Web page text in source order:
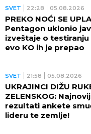
SVET 22:28 05.08.2026
PREKO NOĆI SE
Pentagon uklonio
izveštaje o testiranju
evo KO ih je prepao
SVET 21:58 05.08.2026
UKRAJINCI DIŽU
ZELENSKOG:
rezultati ankete
lideru te zemlje!